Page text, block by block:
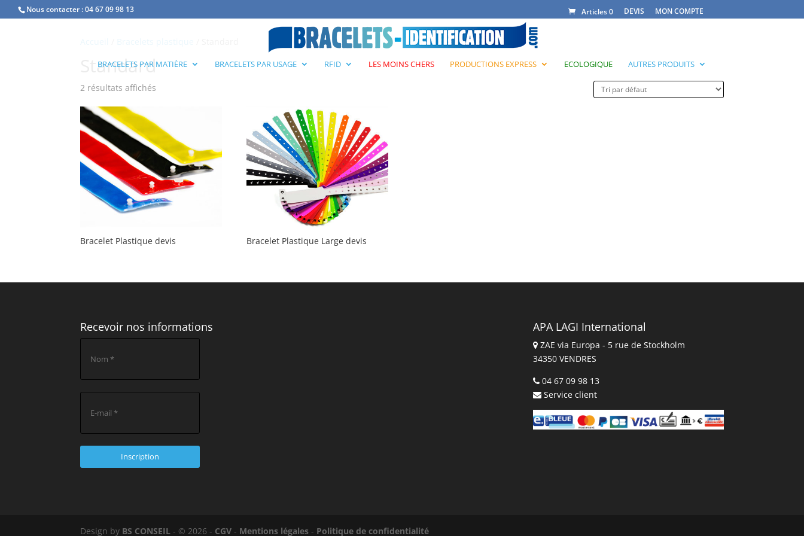
Nous contacter :04 67 09 98 13 Articles 0 DEVIS MON COMPTE
BRACELETS PAR MATIÈRE BRACELETS PAR USAGE RFID LES MOINS CHERS PRODUCTIONS EXPRESS ECOLOGIQUE AUTRES PRODUITS
Standard
2 résultats affichés
Bracelet Plastique devis Bracelet Plastique Large devis
Recevoir nos informations APA LAGI International
ZAE via Europa - 5 rue de Stockholm
34350 VENDRES
04 67 09 98 13
Service client
Design by BS CONSEIL - © 2026 - CGV - Mentions légales - Politique de confidentialité